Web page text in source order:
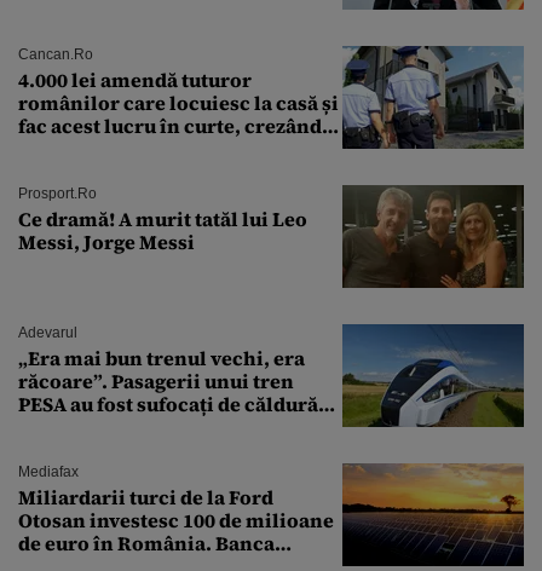
Cancan.ro
4.000 lei amendă tuturor
românilor care locuiesc la casă și
fac acest lucru în curte, crezând
Prosport.ro
Ce dramă! A murit tatăl lui Leo
Messi, Jorge Messi
Adevarul
„Era mai bun trenul vechi, era
răcoare”. Pasagerii unui tren
PESA au fost sufocați de căldură
Mediafax
Miliardarii turci de la Ford
Otosan investesc 100 de milioane
de euro în România. Banca